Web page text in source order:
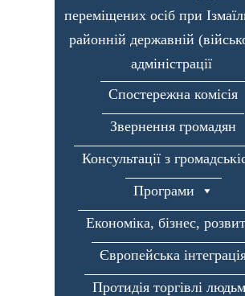
переміщених осіб при
районній державній
адміністрації
Спостережна комісія
Звернення громадян
Консультації з
Програми
Економіка, бізнес,
Європейська
Протидія торгівлі